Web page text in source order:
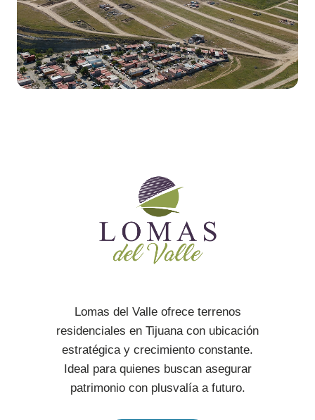
Lomas del Valle ofrece terrenos
residenciales en Tijuana con ubicación
estratégica y crecimiento constante.
Ideal para quienes buscan asegurar
patrimonio con plusvalía a futuro.